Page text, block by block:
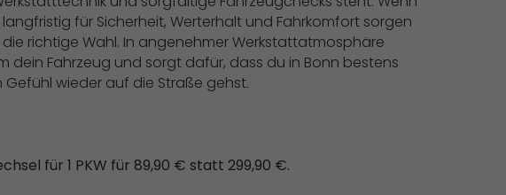
für Sicherheit, Werterhalt und Fahrkomfort sorgen
richtige Wahl. In angenehmer Werkstattatmosphäre
dein Fahrzeug und sorgt dafür, dass du in Bonn bestens
wieder auf die Straße gehst.
für 1 PKW für 89,90 € statt 299,90 €.